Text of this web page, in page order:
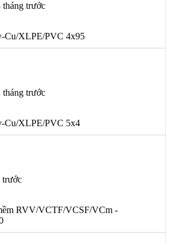
tháng trước
Cu/XLPE/PVC 4x95
tháng trước
Cu/XLPE/PVC 5x4
trước
RVV/VCTF/VCSF/VCm -